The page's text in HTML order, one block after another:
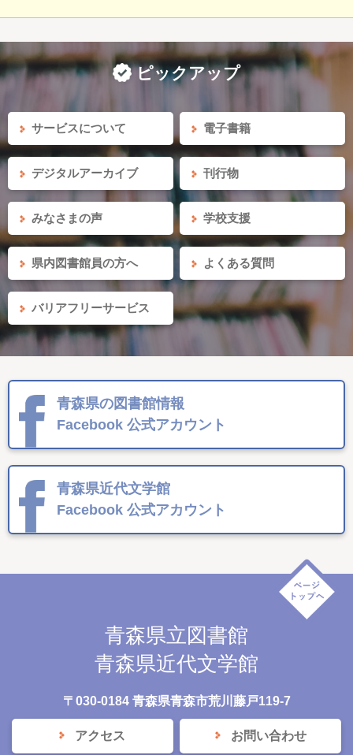
ピックアップ
サービスについて 電子書籍
デジタルアーカイブ 刊行物
みなさまの声 学校支援
県内図書館員の方へ よくある質問
バリアフリーサービス
青森県の図書館情報
Facebook 公式アカウント
青森県近代文学館
Facebook 公式アカウント
青森県立図書館
青森県近代文学館
〒030-0184 青森県青森市荒川藤戸119-7
アクセス お問い合わせ